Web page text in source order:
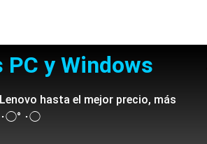
y Windows
hasta el mejor precio, más
･◯° ･◯